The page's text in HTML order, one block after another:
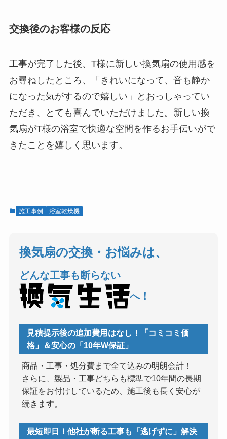
交換後のお客様の反応
工事が完了した後、T様に新しい換気扇の使用感を
お尋ねしたところ、「きれいになって、音も静か
になった気がするので嬉しい」とおっしゃってい
ただき、とても喜んでいただけました。新しい換
気扇がT様の浴室で快適な空間を作るお手伝いがで
きたことを嬉しく思います。
施工事例 浴室乾燥機
換気扇の交換・お悩みは、
どんな工事も断らない
へ！
見積提示後の追加費用はなし！「コミコミ価
格」＆安心の「10年W保証」
商品・工事・処分費まで全て込みの明朗会計！
さらに、製品・工事どちらも標準で10年間の長期
保証をお付けしているため、施工後も長く安心が
続きます。
最短即日！他社が断る工事も「逃げずに」解決